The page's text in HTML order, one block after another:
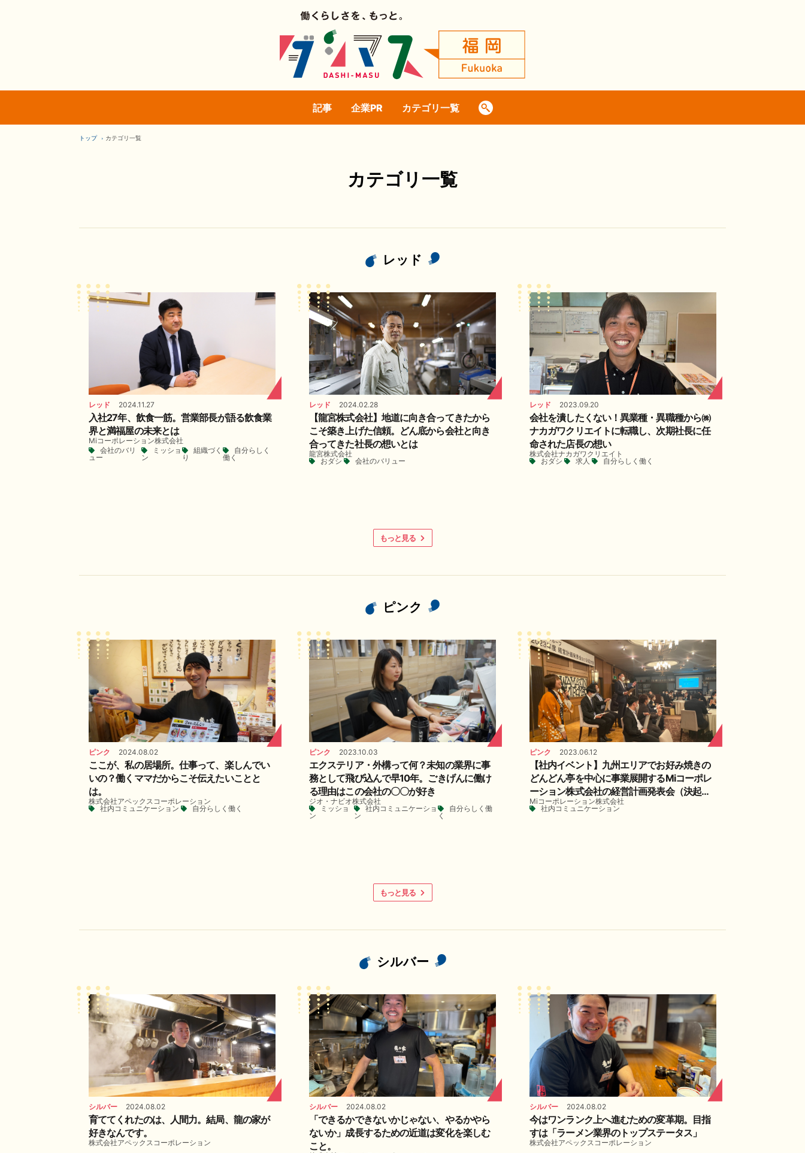
記事 企業PR カテゴリ一覧
トップ カテゴリ一覧
カテゴリ一覧
レッド
レッド 2024.11.27
入社27年、飲食一筋。営業部長が語る飲食業
界と満福屋の未来とは
Miコーポレーション株式会社
会社のバリ
ュー
ミッショ
ン
組織づく
り
自分らしく
働く
レッド 2024.02.28
【龍宮株式会社】地道に向き合ってきたから
こそ築き上げた信頼。どん底から会社と向き
合ってきた社長の想いとは
龍宮株式会社
おダシ
会社のバリュー
レッド 2023.09.20
会社を潰したくない！異業種・異職種から㈱
ナカガワクリエイトに転職し、次期社長に任
命された店長の想い
株式会社ナカガワクリエイト
おダシ
求人 自分らしく働く
もっと見る
ピンク
ピンク 2024.08.02
ここが、私の居場所。仕事って、楽しんでい
いの？働くママだからこそ伝えたいことと
は。
株式会社アペックスコーポレーション
社内コミュニケーション
自分らしく働く
ピンク 2023.10.03
エクステリア・外構って何？未知の業界に事
務として飛び込んで早10年。ごきげんに働け
る理由はこの会社の〇〇が好き
ジオ・ナビオ株式会社
ミッショ
ン
社内コミュニケーショ
ン
自分らしく働
く
ピンク 2023.06.12
【社内イベント】九州エリアでお好み焼きの
どんどん亭を中心に事業展開するMiコーポレ
ーション株式会社の経営計画発表会（決起大
会）に潜入してみた！
Miコーポレーション株式会社
社内コミュニケーション
もっと見る
シルバー
シルバー 2024.08.02
育ててくれたのは、人間力。結局、龍の家が
好きなんです。
株式会社アペックスコーポレーション
シルバー 2024.08.02
「できるかできないかじゃない、やるかやら
ないか」成長するための近道は変化を楽しむ
こと。
シルバー 2024.08.02
今はワンランク上へ進むための変革期。目指
すは「ラーメン業界のトップステータス」
株式会社アペックスコーポレーション